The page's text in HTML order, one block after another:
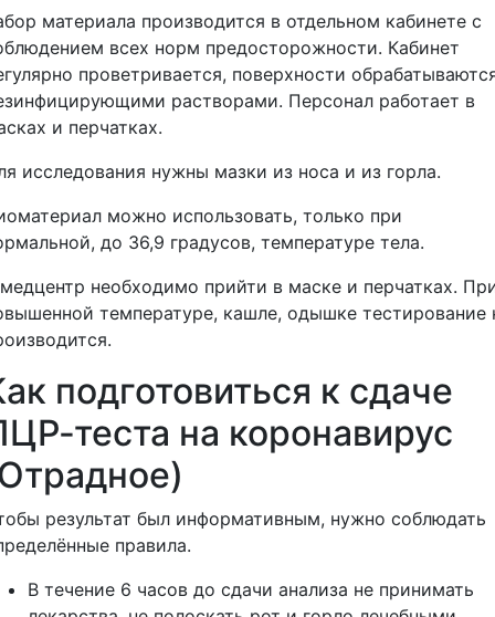
материала производится в отдельном кабинете с
всех норм предосторожности. Кабинет
проветривается, поверхности
растворами. Персонал работает в
и перчатках.
исследования нужны мазки из носа и из горла.
можно использовать, только при
до 36,9 градусов, температуре тела.
необходимо прийти в маске и перчатках.
температуре, кашле, одышке тестирование
подготовиться к сдаче
теста на коронавирус
результат был информативным, нужно соблюдать
правила.
В течение 6 часов до сдачи анализа не принимать